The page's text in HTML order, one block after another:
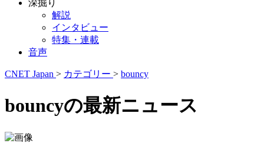
深掘り
解説
インタビュー
特集・連載
音声
CNET Japan > カテゴリー > bouncy
bouncyの最新ニュース